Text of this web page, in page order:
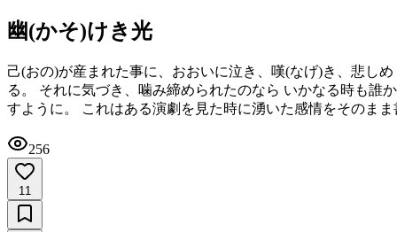
幽(かそ)けき光
己(おの)が産まれた事に、おおいに泣き、嘆(なげ)き、悲し
る。 それに気づき、噛み締められたのなら いかなる時も誰
すように。 これはある演劇を見た時に湧いた感情をそのま
256
11